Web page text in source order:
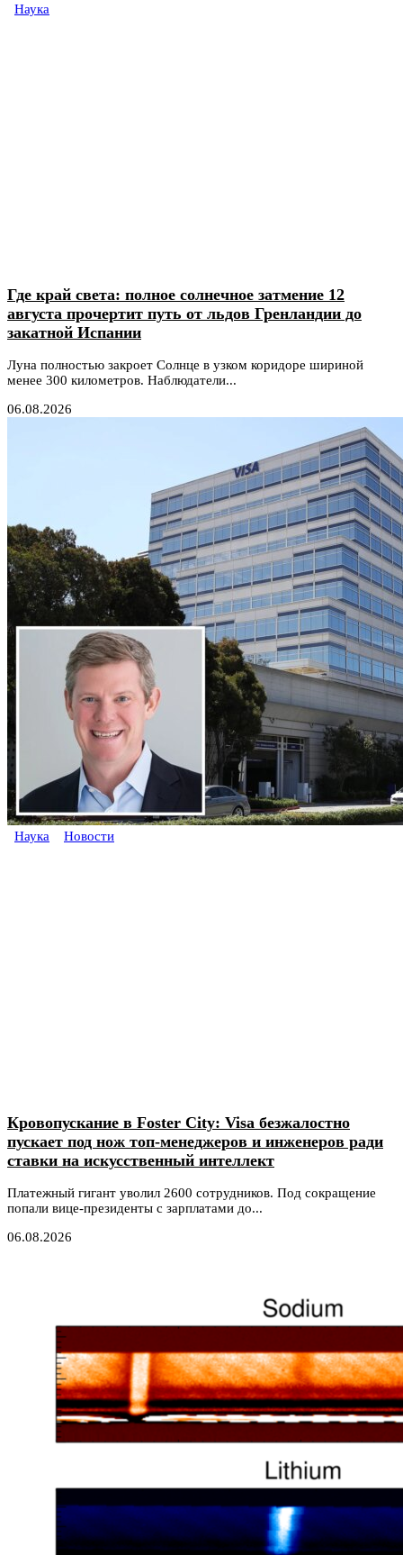
Наука
Где край света: полное солнечное затмение 12
августа прочертит путь от льдов Гренландии до
закатной Испании
Луна полностью закроет Солнце в узком коридоре шириной
менее 300 километров. Наблюдатели...
06.08.2026
Наука Новости
Кровопускание в Foster City: Visa безжалостно
пускает под нож топ-менеджеров и инженеров ради
ставки на искусственный интеллект
Платежный гигант уволил 2600 сотрудников. Под сокращение
попали вице-президенты с зарплатами до...
06.08.2026